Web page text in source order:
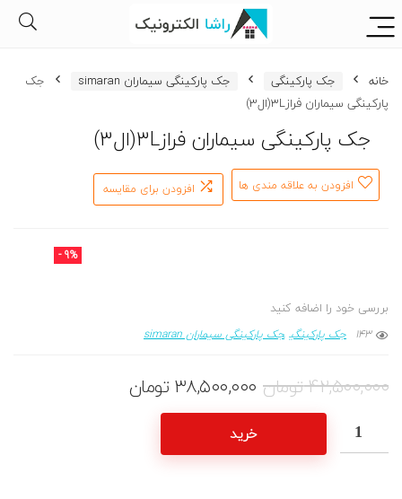
خانه جک پارکینگی جک پارکینگی سیماران simaran
جک
پارکینگی سیماران فراز3L(ال3)
جک پارکینگی سیماران فراز3L(ال3)
افزودن به علاقه مندی ها افزودن برای مقایسه
- 9%
بررسی خود را اضافه کنید
143 جک پارکینگی جک پارکینگی سیماران simaran
۴۲,۵۰۰,۰۰۰تومان ۳۸,۵۰۰,۰۰۰ تومان
خرید